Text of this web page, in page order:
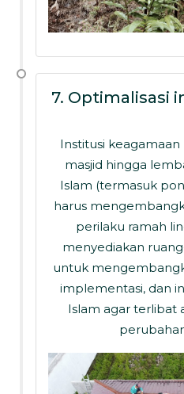
7. Optimalisasi
Institusi keagamaan
masjid hingga
Islam (termasuk
harus
perilaku ramah
menyediakan
untuk
implementasi, dan
Islam agar terlibat